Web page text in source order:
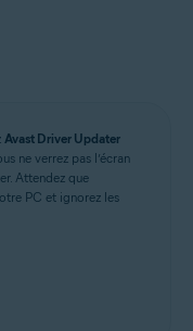
Avast Driver Updater
ne verrez pas l’écran
Attendez que
PC et ignorez les